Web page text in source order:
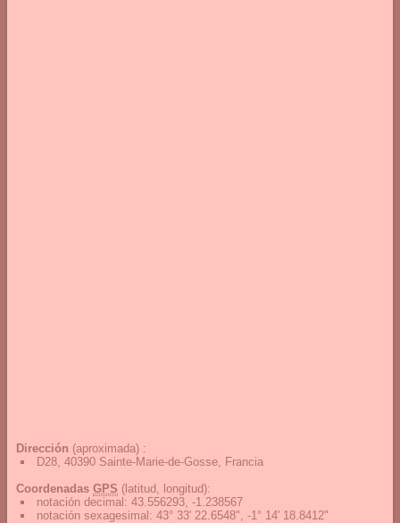
Dirección (aproximada) :
D28, 40390 Sainte-Marie-de-Gosse, Francia
Coordenadas GPS (latitud, longitud):
notación decimal : 43.556293, -1.238567
notación sexagesimal : 43° 33' 22.6548", -1° 14' 18.8412"